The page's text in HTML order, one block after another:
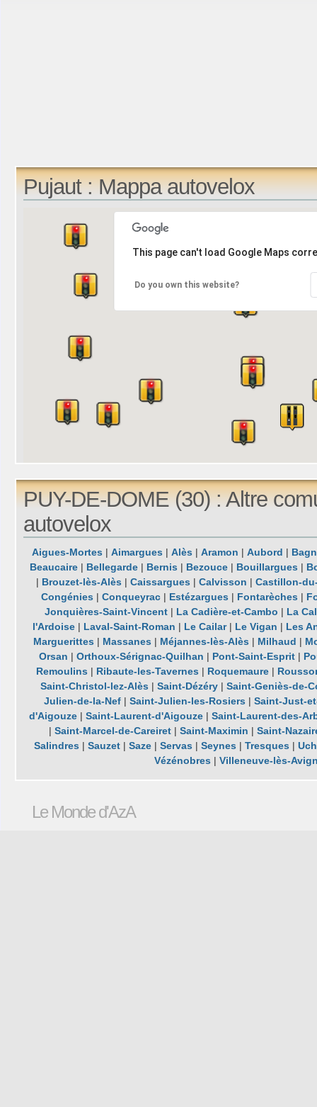
Pujaut : Mappa autovelox
This page can't load Google Maps
Do you own this website?
PUY-DE-DOME (30) : Altre
autovelox
Aigues-Mortes | Aimargues | Alès | Aramon | Aubord |
Beaucaire| Bellegarde| Bernis | Bezouce| Bouillargues |
| Brouzet-lès-Alès |Caissargues |Calvisson |Castillon-
Congénies |Conqueyrac | Estézargues | Fontarèches |
Jonquières-Saint-Vincent| La Cadière-et-Cambo | La
l'Ardoise| Laval-Saint-Roman | Le Cailar| Le Vigan | Les
Marguerittes | Massanes | Méjannes-lès-Alès | Milhaud |
Orsan | Orthoux-Sérignac-Quilhan | Pont-Saint-Esprit|
Remoulins | Ribaute-les-Tavernes | Roquemaure |
Saint-Christol-lez-Alès | Saint-Dézéry| Saint-Geniès-de-
Julien-de-la-Nef |Saint-Julien-les-Rosiers |Saint-Just-
d'Aigouze| Saint-Laurent-d'Aigouze| Saint-Laurent-des-
|Saint-Marcel-de-Careiret |Saint-Maximin |Saint-
Salindres | Sauzet| Saze| Servas | Seynes | Tresques |
Vézénobres |Villeneuve-lès-
Le Monde d'AzA